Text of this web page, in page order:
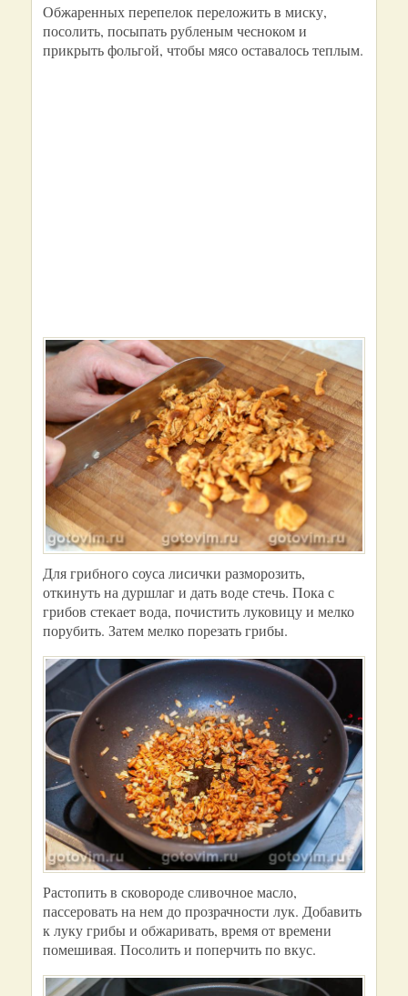
Обжаренных перепелок переложить в миску,
посолить, посыпать рубленым чесноком и
прикрыть фольгой, чтобы мясо оставалось теплым.
Для грибного соуса лисички разморозить,
откинуть на дуршлаг и дать воде стечь. Пока с
грибов стекает вода, почистить луковицу и мелко
порубить. Затем мелко порезать грибы.
Растопить в сковороде сливочное масло,
пассеровать на нем до прозрачности лук. Добавить
к луку грибы и обжаривать, время от времени
помешивая. Посолить и поперчить по вкус.